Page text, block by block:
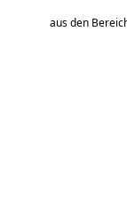
aus den